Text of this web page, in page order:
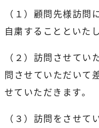
（１）顧問先様訪
自粛することといた
（２）訪問させて
問させていただいて
せていただきます。
（３）訪問をさせ